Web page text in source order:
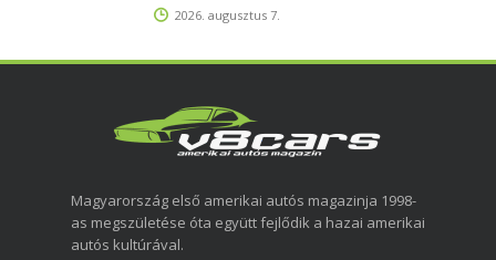
2026. augusztus 7.
Magyarország első amerikai autós magazinja 1998-
as megszületése óta együtt fejlődik a hazai amerikai
autós kultúrával.